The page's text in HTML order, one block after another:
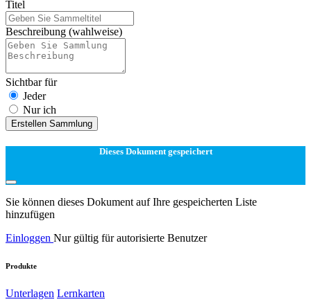
Titel
Beschreibung (wahlweise)
Sichtbar für
Jeder
Nur ich
Erstellen Sammlung
Dieses Dokument gespeichert
Sie können dieses Dokument auf Ihre gespeicherten Liste
hinzufügen
Einloggen Nur gültig für autorisierte Benutzer
Produkte
Unterlagen Lernkarten